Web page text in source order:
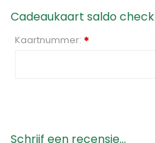
Cadeaukaart saldo check
Kaartnummer: *
Schrijf een recensie...